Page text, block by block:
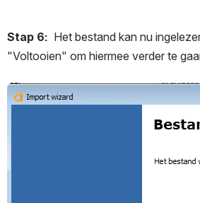
Stap 6: Het bestand kan nu
"Voltooien" om hiermee verder te
Open